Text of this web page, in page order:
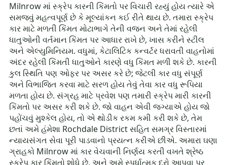
Milnrow માં સ્ક્રેપ કારની કિંમતો પર વિચારી રહ્યું હોય ત્યારે એ
સમજવું મહત્વપૂર્ણ છે કે મૂલ્યાંકન કઈ રીતે થાય છે. તમારા સ્ક્રેપ
કાર માટે મળતી કિંમત મોટાભાગે તેની વજન અને તેમાં રહેલી
ધાતુઓની વર્તમાન કિંમત પર આધાર રાખે છે, ખાસ કરીને સ્ટીલ
અને એલ્યુમિનિયમ. વધુમાં, કેટાલિટિક કન્વર્ટર ધરાવતી વાહનોમાં
અંદર રહેલી કિંમતી ધાતુઓને કારણે વધુ કિંમત મળી શકે છે. કારની
કુલ સ્થિતિ પણ ઓફર પર અસર કરે છે; જેટલી કાર વધુ સંપૂર્ણ
અને વિભાજિત કરવા માટે સરળ હોય તેવું તેવા કાર વધુ રૂપિયા
મળતા હોય છે. સંગ્રહ માટે પ્રવેશ પણ તમારી સ્ક્રેપ મારી કારની
કિંમતો પર અસર કરી શકે છે. જો વાહન એવી જગ્યાએ હોય જો
પહોંચવું મુશ્કેલ હોય, તો એ થોડીક રકમ કમી કરી શકે છે, તેમ
છતાં અમે હંમેશા Rochdale District સહિત સમગ્ર વિસ્તારમાં
ન્યાયસંગત સેવા પૂરી પાડવાનો પ્રયત્ન કરીએ છીએ. અમારા ઘણા
ગ્રાહકો Milnrow માં કાર વેચવાની નિર્ણય કરતી વખતે શ્રેષ્ઠ
સ્ક્રેપ કાર કિંમતો શોધે છે, અને અમે સ્પર્ધાત્મક દરો આપવા પર